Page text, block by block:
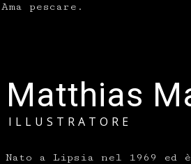
Ama pescare.
Matthias
ILLUSTRATORE
Nato a Lipsia nel 1969 ed